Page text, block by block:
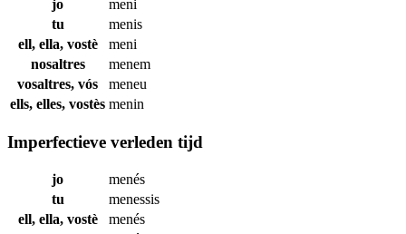
jo
meni
tu
menis
ell, ella, vostè
meni
nosaltres
menem
vosaltres, vós
meneu
ells, elles, vostès menin
Imperfectieve verleden tijd
jo
menés
tu
menessis
ell, ella, vostè
menés